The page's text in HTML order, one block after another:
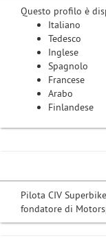
Pilota CIV
fondatore di
Questo profilo è
Italiano
Tedesco
Inglese
Spagnolo
Francese
Arabo
Finlandese